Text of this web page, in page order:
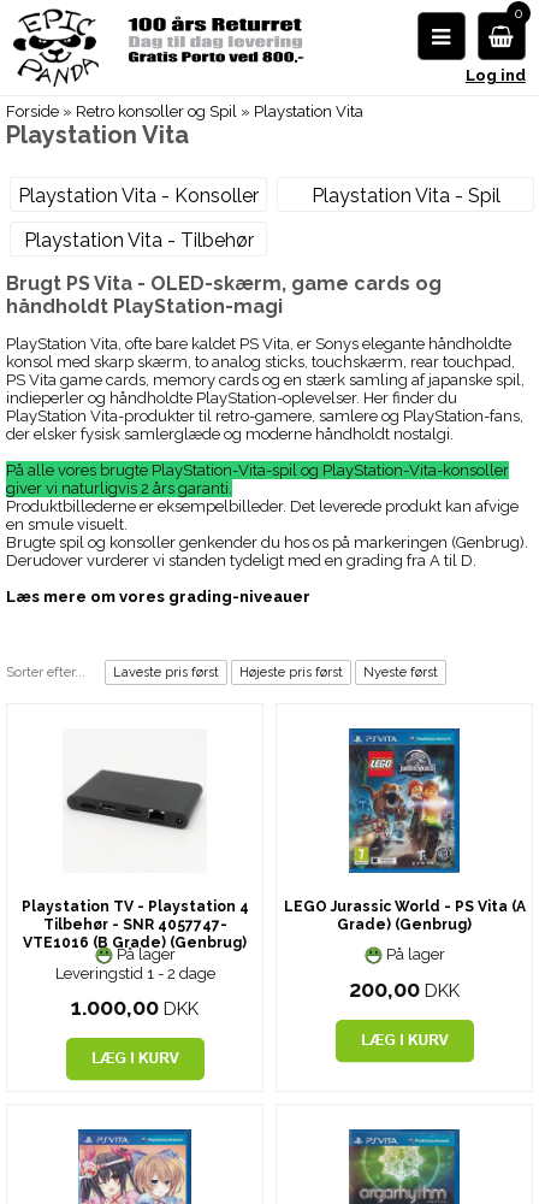
0
Log ind
Forside » Retro konsoller og Spil » Playstation Vita
Playstation Vita
Playstation Vita - Konsoller
Playstation Vita - Spil
Playstation Vita - Tilbehør
Brugt PS Vita - OLED-skærm, game cards og
håndholdt PlayStation-magi
PlayStation Vita, ofte bare kaldet PS Vita, er Sonys elegante håndholdte
konsol med skarp skærm, to analog sticks, touchskærm, rear touchpad,
PS Vita game cards, memory cards og en stærk samling af japanske spil,
indieperler og håndholdte PlayStation-oplevelser. Her finder du
PlayStation Vita-produkter til retro-gamere, samlere og PlayStation-fans,
der elsker fysisk samlerglæde og moderne håndholdt nostalgi.
På alle vores brugte PlayStation-Vita-spil og PlayStation-Vita-konsoller
giver vi naturligvis 2 års garanti.
Produktbillederne er eksempelbilleder. Det leverede produkt kan afvige
en smule visuelt.
Brugte spil og konsoller genkender du hos os på markeringen (Genbrug).
Derudover vurderer vi standen tydeligt med en grading fra A til D.
Læs mere om vores grading-niveauer
Sorter efter... Laveste pris først Højeste pris først Nyeste først
Playstation TV - Playstation 4
Tilbehør - SNR 4057747-
VTE1016 (B Grade) (Genbrug)
På lager
Leveringstid 1 - 2 dage
1.000,00 DKK
LEGO Jurassic World - PS Vita (A
Grade) (Genbrug)
På lager
200,00 DKK